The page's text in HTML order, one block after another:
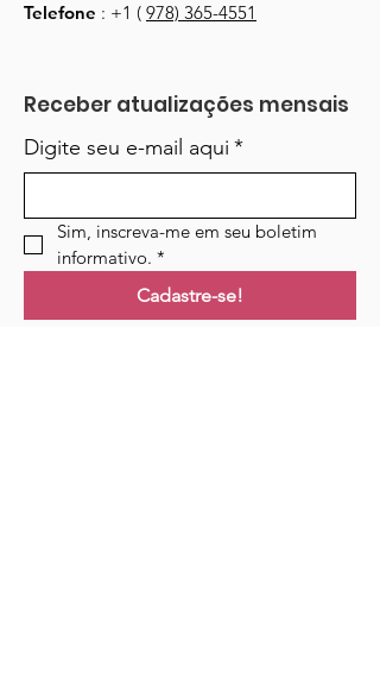
Telefone : +1 ( 978) 365-4551
Receber atualizações mensais
Digite seu e-mail aqui *
Sim, inscreva-me em seu boletim
informativo. *
Cadastre-se!